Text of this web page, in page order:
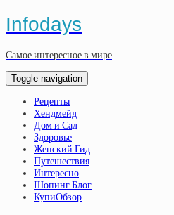
Infodays
Самое интересное в мире
Toggle navigation
Рецепты
Хендмейд
Дом и Сад
Здоровье
Женский Гид
Путешествия
Интересно
Шопинг Блог
КупиОбзор